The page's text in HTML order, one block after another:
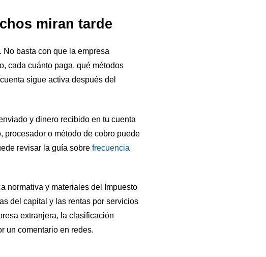
miran tarde
No basta con que la empresa
cada cuánto paga, qué métodos
sigue activa después del
y dinero recibido en tu cuenta
procesador o método de cobro puede
revisar la guía sobre frecuencia
normativa y materiales del Impuesto
del capital y las rentas por servicios
extranjera, la clasificación
un comentario en redes.